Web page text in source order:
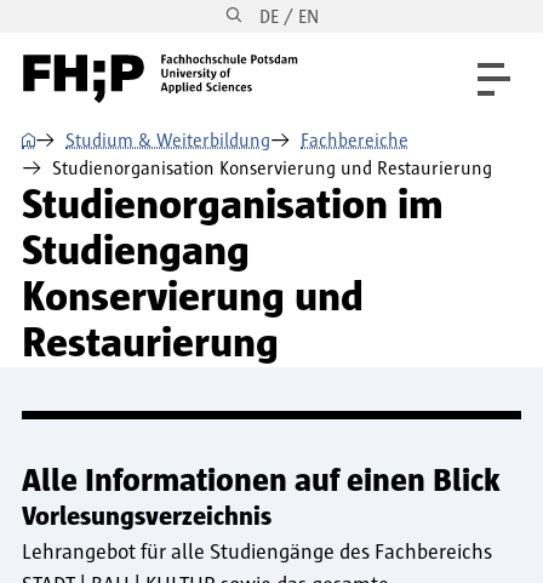
Direkt zur Hauptnavigation DE / EN
⌂ Studium & Weiterbildung
Fachbereiche
Studienorganisation Konservierung und Restaurierung
Studienorganisation im
Studiengang
Konservierung und
Restaurierung
Alle Informationen auf einen Blick
Vorlesungsverzeichnis
Lehrangebot für alle Studiengänge des Fachbereichs